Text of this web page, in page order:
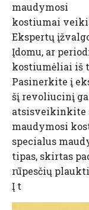
maudymosi
kostiumai
Ekspertų
Įdomu, ar
kostiumėliai iš
Pasinerkite į
šį revoliucinį
atsisveikinkite
maudymosi
specialus
tipas, skirtas
rūpesčių
Į t